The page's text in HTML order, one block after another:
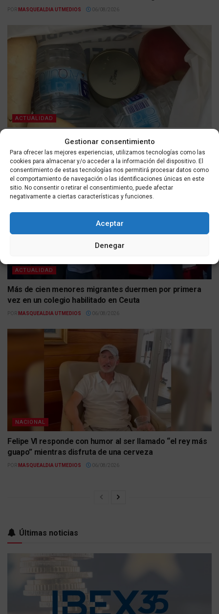
Gestionar consentimiento
Para ofrecer las mejores experiencias, utilizamos tecnologías como las
cookies para almacenar y/o acceder a la información del dispositivo. El
consentimiento de estas tecnologías nos permitirá procesar datos como
el comportamiento de navegación o las identificaciones únicas en este
sitio. No consentir o retirar el consentimiento, puede afectar
negativamente a ciertas características y funciones.
Aceptar
Denegar
POR MASQUEALDIA UTMEDIOS 06/08/2026
ACTUALIDAD
Defensa mejora la alimentación de las tropas
desplegadas en Ceuta tras críticas por las raciones
POR MASQUEALDIA UTMEDIOS 06/08/2026
ACTUALIDAD
Más de cien menores migrantes duermen por primera
vez en un colegio habilitado en Ceuta
POR MASQUEALDIA UTMEDIOS 06/08/2026
NACIONAL
Felipe VI responde con humor al ser llamado “el rey más
guapo” mientras disfruta de una cerveza
POR MASQUEALDIA UTMEDIOS 06/08/2026
Últimas noticias